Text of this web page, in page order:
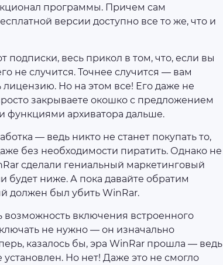
программы. Причем сам
версии доступно все то же, что и
подписки, весь прикол в том, что, если вы
не случится. Точнее случится — вам
Но на этом все! Его даже не
закрываете окошко с предложением
функциями архиватора дальше.
— ведь никто не станет покупать то,
без необходимости пиратить. Однако не
сделали гениальный маркетинговый
будет ниже. А пока давайте обратим
должен был убить WinRar.
возможность включения встроенного
не нужно — он изначально
казалось бы, эра WinRar прошла — ведь
установлен. Но нет! Даже это не смогло